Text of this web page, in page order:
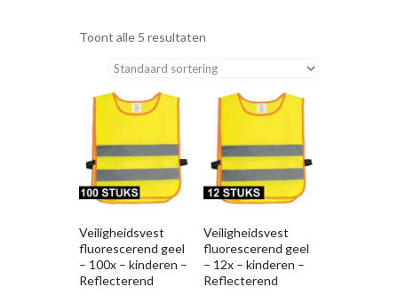
Toont alle 5 resultaten
Veiligheidsvest
fluorescerend geel
– 100x – kinderen –
Reflecterend
Veiligheidsvest
fluorescerend geel
– 12x – kinderen –
Reflecterend